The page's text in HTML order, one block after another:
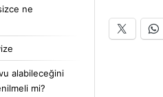
ne
alabileceğini
mi?